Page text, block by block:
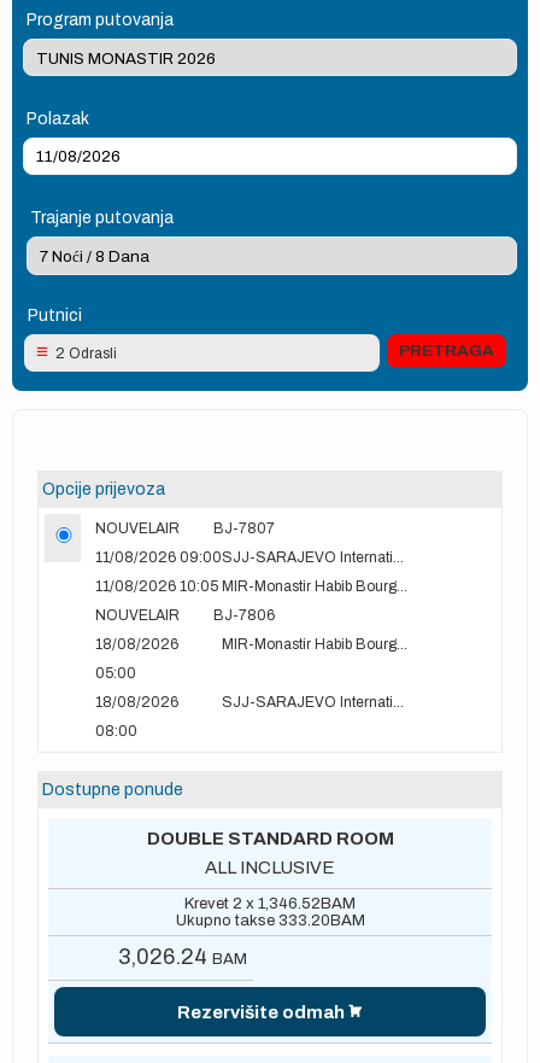
Program putovanja
Polazak
Trajanje putovanja
Putnici
2 Odrasli
Opcije prijevoza
NOUVELAIR
BJ-7807
11/08/2026 09:00
SJJ-SARAJEVO International Airport
11/08/2026 10:05
MIR-Monastir Habib Bourguiba International Airport
NOUVELAIR
BJ-7806
18/08/2026
05:00
MIR-Monastir Habib Bourguiba International Airport
18/08/2026
08:00
SJJ-SARAJEVO International Airport
Dostupne ponude
DOUBLE STANDARD ROOM
ALL INCLUSIVE
Krevet 2 x 1,346.52 BAM
Ukupno takse 333.20 BAM
3,026.24 BAM
Rezervišite odmah